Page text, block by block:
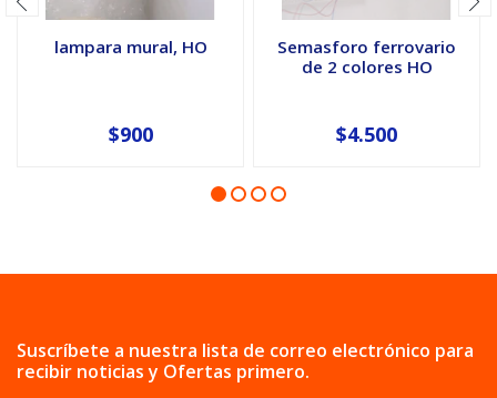
lampara mural, HO
$900
Semasforo ferrovario
de 2 colores HO
$4.500
Suscríbete a nuestra lista de correo electrónico para
recibir noticias y Ofertas primero.